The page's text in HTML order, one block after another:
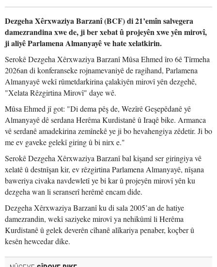
Dezgeha Xêrxwaziya Barzanî (BCF) di 21’emîn salvegera
damezrandina xwe de, ji ber xebat û projeyên xwe yên mirovî,
ji aliyê Parlamena Almanyayê ve hate xelatkirin.
Serokê Dezgeha Xêrxwaziya Barzanî Mûsa Ehmed îro 6ê Tîrmeha
2026an di konferanseke rojnamevaniyê de ragihand, Parlamena
Almanyayê wekî rûmetdarkirina çalakiyên mirovî yên dezgehê,
"Xelata Rêzgirtina Mirovî" daye wê.
Mûsa Ehmed jî got: "Di dema pêş de, Wezîrê Geşepêdanê yê
Almanyayê dê serdana Herêma Kurdistanê û Iraqê bike. Armanca
vê serdanê amadekirina zemînekê ye ji bo hevahengiya zêdetir. Ji bo
me ev gaveke gelekî giring û bi nirx e."
Serokê Dezgeha Xêrxwaziya Barzanî bal kişand ser giringiya vê
xelatê û destnîşan kir, ev rêzgirtina Parlamena Almanyayê, nîşana
baweriya civaka navdewletî ye bi kar û projeyên mirovî yên ku
dezgeha wan li seranserî herêmê encam dide.
Dezgeha Xêrxwaziya Barzanî ku di sala 2005’an de hatiye
damezrandin, wekî saziyeke mirovî ya nehikûmî li Herêma
Kurdistanê û gelek deverên cîhanê alîkariya penaber, koçber û
kesên hewcedar dike.